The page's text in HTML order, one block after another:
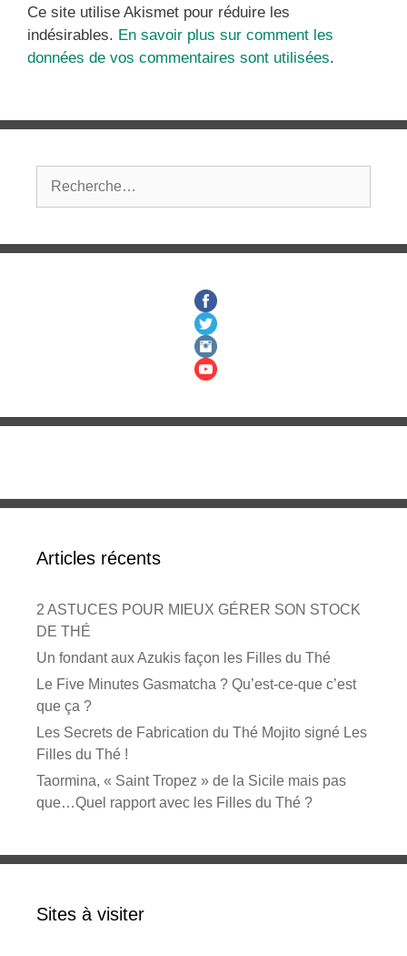
Ce site utilise Akismet pour réduire les
indésirables. En savoir plus sur comment les
données de vos commentaires sont utilisées.
Articles récents
2 ASTUCES POUR MIEUX GÉRER SON STOCK
DE THÉ
Un fondant aux Azukis façon les Filles du Thé
Le Five Minutes Gasmatcha ? Qu’est-ce-que c’est
que ça ?
Les Secrets de Fabrication du Thé Mojito signé Les
Filles du Thé !
Taormina, « Saint Tropez » de la Sicile mais pas
que…Quel rapport avec les Filles du Thé ?
Sites à visiter